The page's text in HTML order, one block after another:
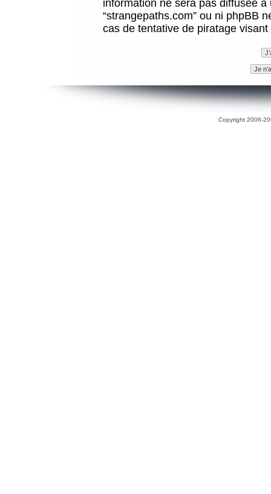
information ne sera pas diffusée
“strangepaths.com” ou ni phpBB
cas de tentative de piratage
Copyright 2006-